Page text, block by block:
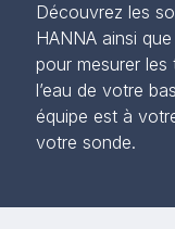
Découvrez les
HANNA ainsi
pour mesurer
l’eau de votre
équipe est à
votre sonde.